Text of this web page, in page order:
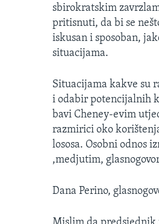
sbirokratskim
pritisnuti, da bi se
iskusan i sposoban,
situacijama.
Situacijama kakve su
i odabir potencijalnih
bavi Cheney-evim
razmirici oko
lososa. Osobni odnos
,medjutim,
Dana Perino,